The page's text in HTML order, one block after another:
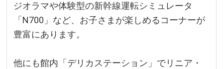
ジオラマや体験型の新幹線運転シミュレータ
「N700」など、お子さまが楽しめるコーナーが
豊富にあります。
他にも館内「デリカステーション」でリニア・